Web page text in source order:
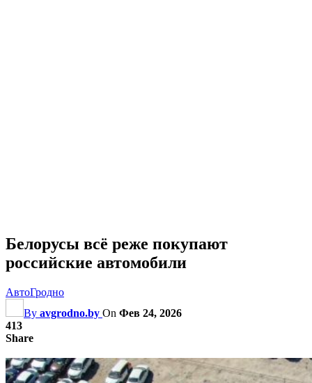
Белорусы всё реже покупают
российские автомобили
АвтоГродно
By avgrodno.by On Фев 24, 2026
413
Share